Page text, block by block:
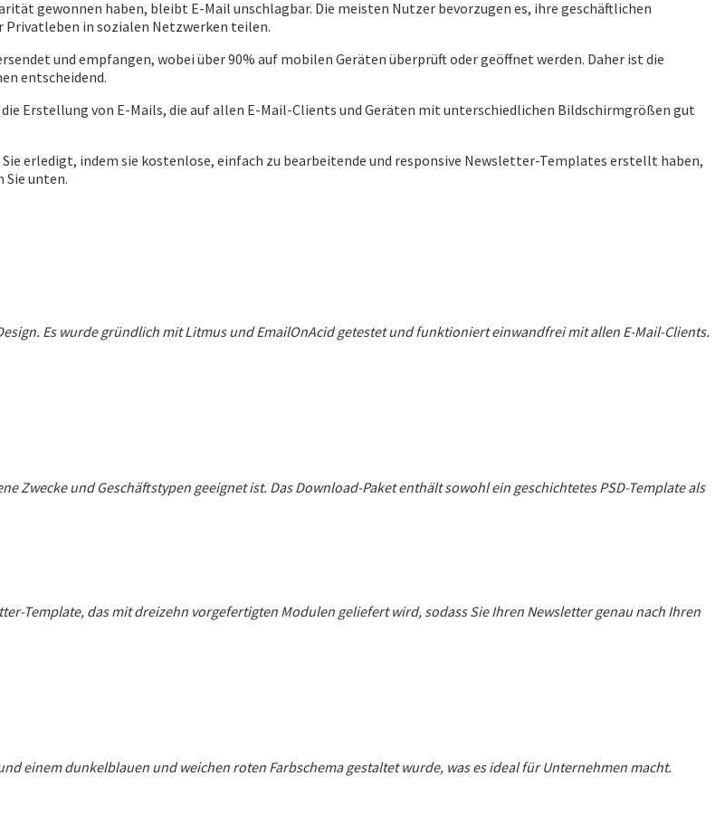
gewonnen haben, bleibt E-Mail unschlagbar. Die meisten Nutzer bevorzugen es, ihre geschäftlichen
in sozialen Netzwerken teilen.
und empfangen, wobei über 90% auf mobilen Geräten überprüft oder geöffnet werden. Daher ist die
entscheidend.
Erstellung von E-Mails, die auf allen E-Mail-Clients und Geräten mit unterschiedlichen Bildschirmgrößen gut
erledigt, indem sie kostenlose, einfach zu bearbeitende und responsive Newsletter-Templates erstellt haben,
Sie unten.
Es wurde gründlich mit Litmus und EmailOnAcid getestet und funktioniert einwandfrei mit allen E-Mail-Clients.
Zwecke und Geschäftstypen geeignet ist. Das Download-Paket enthält sowohl ein geschichtetes PSD-Template als
Template, das mit dreizehn vorgefertigten Modulen geliefert wird, sodass Sie Ihren Newsletter genau nach Ihren
einem dunkelblauen und weichen roten Farbschema gestaltet wurde, was es ideal für Unternehmen macht.